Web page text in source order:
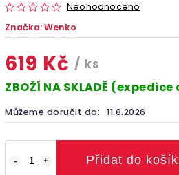
Neohodnoceno
Značka:Wenko
619 Kč / ks
ZBOŽÍ NA SKLADĚ
Můžeme doručit do: 11.8.2026
Přidat do